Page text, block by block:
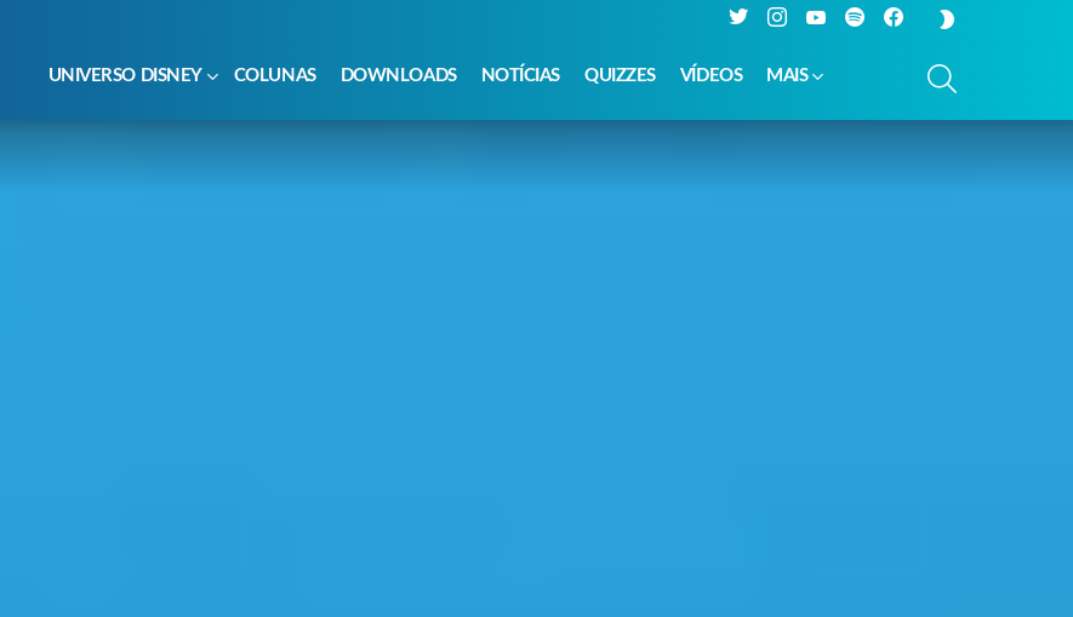
TwitterInstagramYouTubeSpotify Facebook
UNIVERSO DISNEY COLUNAS DOWNLOADS NOTÍCIAS QUIZZES VÍDEOS MAIS